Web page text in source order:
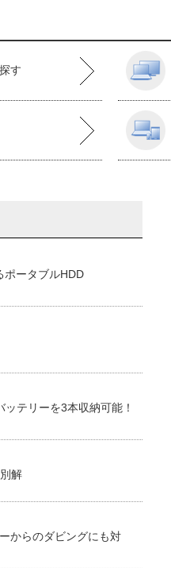
す
ポータブルHDD
テリーを3本収納可能！
解
からのダビングにも対